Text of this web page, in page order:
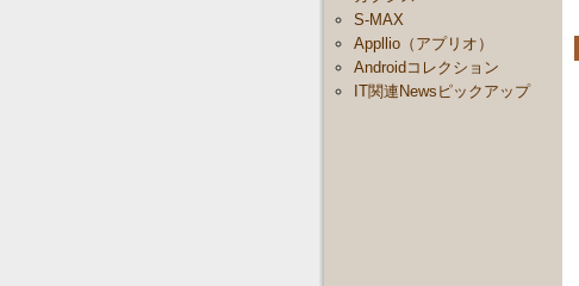
S-MAX
Appllio（アプリオ）
Androidコレクション
IT関連Newsピックアップ